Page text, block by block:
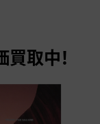
買取中！